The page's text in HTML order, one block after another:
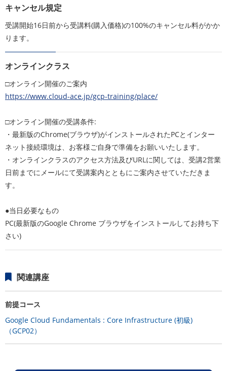
キャンセル規定
受講開始16日前から受講料(購入価格)の100%のキャンセル料がかか
ります。
オンラインクラス
□オンライン開催のご案内
https://www.cloud-ace.jp/gcp-training/place/
□オンライン開催の受講条件:
・最新版のChrome(ブラウザ)がインストールされたPCとインター
ネット接続環境は、お客様ご自身で準備をお願いいたします。
・オンラインクラスのアクセス方法及びURLに関しては、受講2営業
日前までにメールにて受講案内とともにご案内させていただきま
す。
●当日必要なもの
PC(最新版のGoogle Chrome ブラウザをインストールしてお持ち下
さい)
関連講座
前提コース
Google Cloud Fundamentals : Core Infrastructure (初級)
（GCP02）